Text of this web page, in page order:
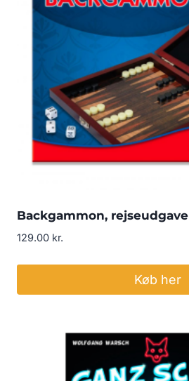
Backgammon, rejseudgave
129.00 kr.
Køb her